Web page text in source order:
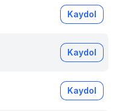
Kaydol
Kaydol
Kaydol